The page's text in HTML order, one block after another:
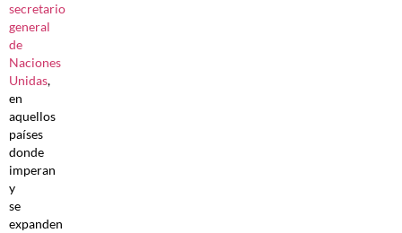
secretario
general
de
Naciones
Unidas,
en
aquellos
países
donde
imperan
y
se
expanden